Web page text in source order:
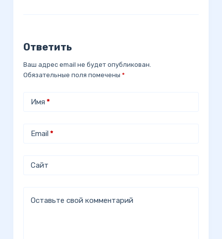
Ответить
Ваш адрес email не будет опубликован.
Обязательные поля помечены *
Имя *
Email*
Сайт
Оставьте свой комментарий